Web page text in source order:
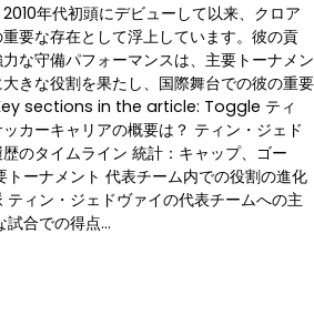
年代初頭にデビューして以来、クロア
要な存在として浮上しています。彼の貢
な守備パフォーマンスは、主要トーナメン
きな役割を果たし、国際舞台での彼の重要
sections in the article: Toggle ティ
カーキャリアの概要は？ ティン・ジェド
のタイムライン 統計：キャップ、ゴー
トーナメント 代表チーム内での役割の進化
ィン・ジェドヴァイの代表チームへの主
試合での得点…